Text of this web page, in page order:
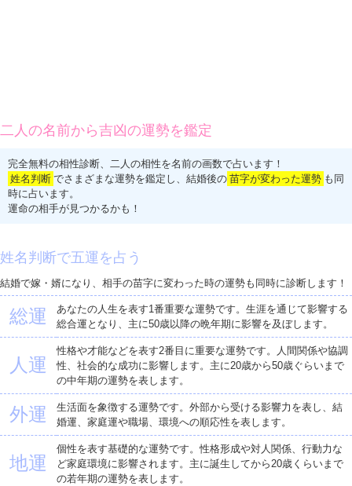
二人の名前から吉凶の運勢を鑑定
完全無料の相性診断、二人の相性を名前の画数で占います！
姓名判断 でさまざまな運勢を鑑定し、結婚後の 苗字が変わった運勢 も同
時に占います。
運命の相手が見つかるかも！
姓名判断で五運を占う
結婚で嫁・婿になり、相手の苗字に変わった時の運勢も同時に診断します！
総運
あなたの人生を表す1番重要な運勢です。生涯を通じて影響する
総合運となり、主に50歳以降の晩年期に影響を及ぼします。
人運
性格や才能などを表す2番目に重要な運勢です。人間関係や協調
性、社会的な成功に影響します。主に20歳から50歳ぐらいまで
の中年期の運勢を表します。
外運
生活面を象徴する運勢です。外部から受ける影響力を表し、結
婚運、家庭運や職場、環境への順応性を表します。
地運
個性を表す基礎的な運勢です。性格形成や対人関係、行動力な
ど家庭環境に影響されます。主に誕生してから20歳くらいまで
の若年期の運勢を表します。